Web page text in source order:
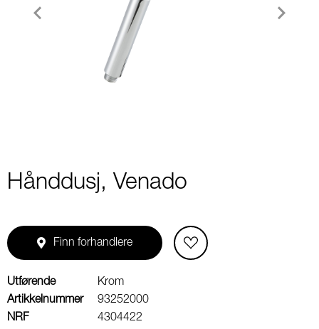
Hånddusj, Venado
Finn forhandlere
Utførende
Krom
Artikkelnummer
93252000
NRF
4304422